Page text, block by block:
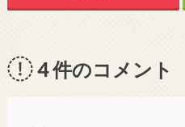
4件のコメント